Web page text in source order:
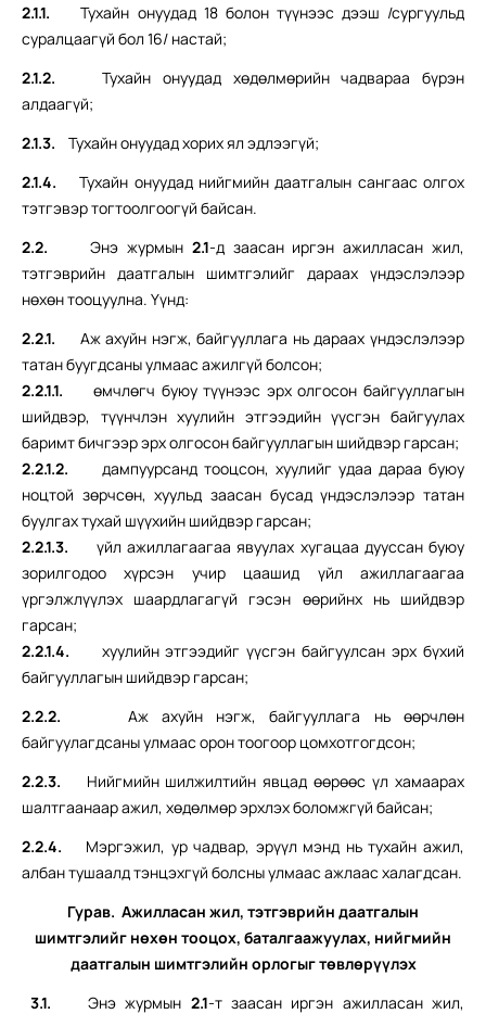
2.1.1.Тухайн онуудад 18 болон түүнээс дээш /сургуульд
суралцаагүй бол 16/ настай;
2.1.2. Тухайн онуудад хөдөлмөрийн чадвараа бүрэн
алдаагүй;
2.1.3. Тухайн онуудад хорих ял эдлээгүй;
2.1.4.Тухайн онуудад нийгмийн даатгалын сангаас олгох
тэтгэвэр тогтоолгоогүй байсан.
2.2. Энэ журмын 2.1-д заасан иргэн ажилласан жил,
тэтгэврийн даатгалын шимтгэлийг дараах үндэслэлээр
нөхөн тооцуулна. Үүнд:
2.2.1. Аж ахуйн нэгж, байгууллага нь дараах үндэслэлээр
татан буугдсаны улмаас ажилгүй болсон;
2.2.1.1. өмчлөгч буюу түүнээс эрх олгосон байгууллагын
шийдвэр, түүнчлэн хуулийн этгээдийн үүсгэн байгуулах
баримт бичгээр эрх олгосон байгууллагын шийдвэр гарсан;
2.2.1.2. дампуурсанд тооцсон, хуулийг удаа дараа буюу
ноцтой зөрчсөн, хуульд заасан бусад үндэслэлээр татан
буулгах тухай шүүхийн шийдвэр гарсан;
2.2.1.3.
үйл ажиллагаагаа явуулах хугацаа дууссан буюу
зорилгодоо хүрсэн учир цаашид үйл ажиллагаагаа
үргэлжлүүлэх шаардлагагүй гэсэн өөрийнх нь шийдвэр
гарсан;
2.2.1.4. хуулийн этгээдийг үүсгэн байгуулсан эрх бүхий
байгууллагын шийдвэр гарсан;
2.2.2. Аж ахуйн нэгж, байгууллага нь өөрчлөн
байгуулагдсаны улмаас орон тоогоор цомхотгогдсон;
2.2.3. Нийгмийн шилжилтийн явцад өөрөөс үл хамаарах
шалтгаанаар ажил, хөдөлмөр эрхлэх боломжгүй байсан;
2.2.4. Мэргэжил, ур чадвар, эрүүл мэнд нь тухайн ажил,
албан тушаалд тэнцэхгүй болсны улмаас ажлаас халагдсан.
Гурав. Ажилласан жил, тэтгэврийн даатгалын
шимтгэлийг нөхөн тооцох, баталгаажуулах, нийгмийн
даатгалын шимтгэлийн орлогыг төвлөрүүлэх
3.1. Энэ журмын 2.1-т заасан иргэн ажилласан жил,